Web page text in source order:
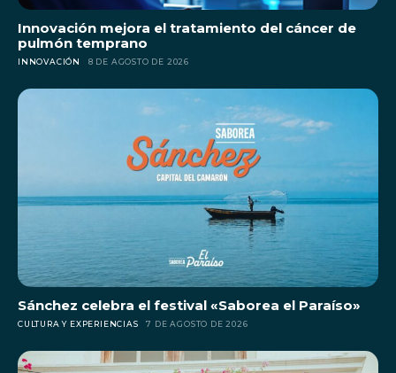
Innovación mejora el tratamiento del cáncer de
pulmón temprano
INNOVACIÓN 8 DE AGOSTO DE 2026
Sánchez celebra el festival «Saborea el Paraíso»
CULTURA Y EXPERIENCIAS 7 DE AGOSTO DE 2026